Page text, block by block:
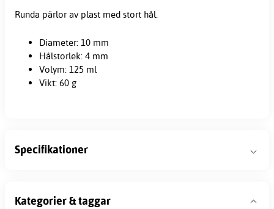
Runda pärlor av plast med stort hål.
Diameter: 10 mm
Hålstorlek: 4 mm
Volym: 125 ml
Vikt: 60 g
Specifikationer
Kategorier & taggar